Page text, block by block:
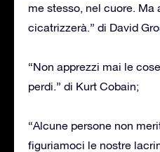
me stesso, nel cuore. Ma
cicatrizzerà.” di David
“Non apprezzi mai le
perdi.” di Kurt Cobain;
“Alcune persone non
figuriamoci le nostre